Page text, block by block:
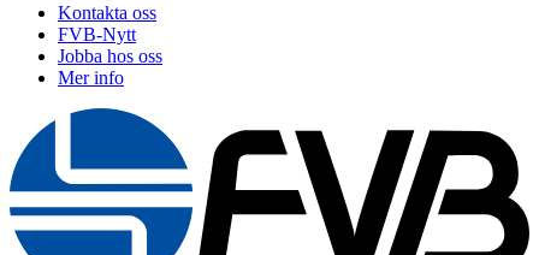
Kontakta oss
FVB-Nytt
Jobba hos oss
Mer info